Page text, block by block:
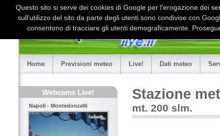
Home Previsioni meteo Live! Dati meteo
Webcams Live!
Napoli - Montedonzelli
Stazione
mt. 200 slm.
Questo sito si serve dei cookies di Google per l'erogazione dei
sull'utilizzo del sito da parte degli utenti sono condivise con
consentono di tracciare gli utenti demograficamente.